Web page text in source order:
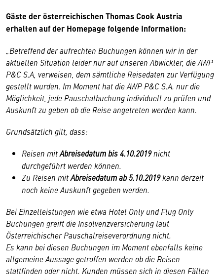
Gäste der österreichischen Thomas Cook Austria
erhalten auf der Homepage folgende Information:
„Betreffend der aufrechten Buchungen können wir in der
aktuellen Situation leider nur auf unseren Abwickler, die AWP
P&C S.A, verweisen, dem sämtliche Reisedaten zur Verfügung
gestellt wurden. Im Moment hat die AWP P&C S.A. nur die
Möglichkeit, jede Pauschalbuchung individuell zu prüfen und
Auskunft zu geben ob die Reise angetreten werden kann.
Grundsätzlich gilt, dass:
Reisen mitAbreisedatum bis 4.10.2019nicht
durchgeführt werden können.
Zu Reisen mitAbreisedatum ab 5.10.2019kann derzeit
noch keine Auskunft gegeben werden.
Bei Einzelleistungen wie etwa Hotel Only und Flug Only
Buchungen greift die Insolvenzversicherung laut
Österreichischer Pauschalreiseverordnung nicht.
Es kann bei diesen Buchungen im Moment ebenfalls keine
allgemeine Aussage getroffen werden ob die Reisen
stattfinden oder nicht. Kunden müssen sich in diesen Fällen